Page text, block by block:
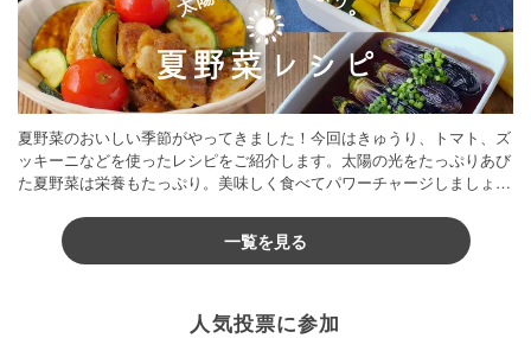
夏野菜のおいしい季節がやってきました！今回はきゅうり、トマト、ズ
ッキーニなどを使ったレシピをご紹介します。太陽の光をたっぷりあび
た夏野菜は栄養もたっぷり。美味しく食べてパワーチャージしましょう
一覧を見る
人気投票に参加